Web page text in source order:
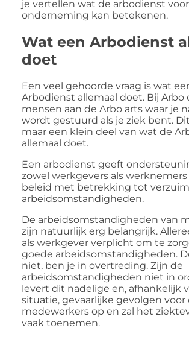
je vertellen wat de arbodienst
onderneming kan betekenen.
Wat een Arbodienst
doet
Een veel gehoorde vraag is wat
Arbodienst allemaal doet. Bij Arbo
mensen aan de Arbo arts waar je
wordt gestuurd als je ziek bent.
maar een klein deel van wat de
allemaal doet.
Een arbodienst geeft
zowel werkgevers als
beleid met betrekking tot
arbeidsomstandigheden.
De arbeidsomstandigheden van
zijn natuurlijk erg belangrijk.
als werkgever verplicht om te
goede arbeidsomstandigheden.
niet, ben je in overtreding. Zijn de
arbeidsomstandigheden niet in
levert dit nadelige en, afhankelijk
situatie, gevaarlijke gevolgen voor
medewerkers op en zal het
vaak toenemen.